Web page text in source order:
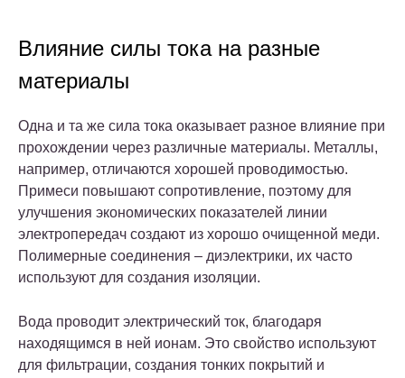
Влияние силы тока на разные
материалы
Одна и та же сила тока оказывает разное влияние при
прохождении через различные материалы. Металлы,
например, отличаются хорошей проводимостью.
Примеси повышают сопротивление, поэтому для
улучшения экономических показателей линии
электропередач создают из хорошо очищенной меди.
Полимерные соединения – диэлектрики, их часто
используют для создания изоляции.
Вода проводит электрический ток, благодаря
находящимся в ней ионам. Это свойство используют
для фильтрации, создания тонких покрытий и